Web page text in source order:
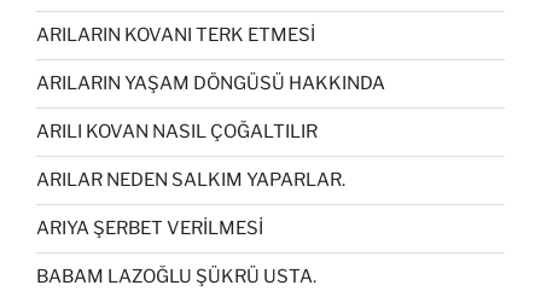
ARILARIN KOVANI TERK ETMESİ
ARILARIN YAŞAM DÖNGÜSÜ HAKKINDA
ARILI KOVAN NASIL ÇOĞALTILIR
ARILAR NEDEN SALKIM YAPARLAR.
ARIYA ŞERBET VERİLMESİ
BABAM LAZOĞLU ŞÜKRÜ USTA.